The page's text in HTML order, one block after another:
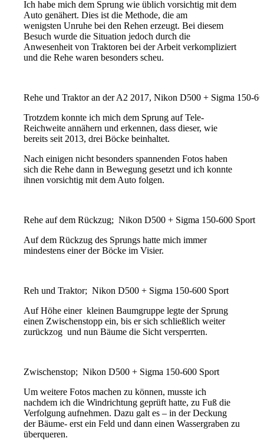
Ich habe mich dem Sprung wie üblich vorsichtig mit dem
Auto genähert. Dies ist die Methode, die am
wenigsten Unruhe bei den Rehen erzeugt. Bei diesem
Besuch wurde die Situation jedoch durch die
Anwesenheit von Traktoren bei der Arbeit verkompliziert
und die Rehe waren besonders scheu.
Rehe und Traktor an der A2 2017, Nikon D500 + Sigma 150-
Trotzdem konnte ich mich dem Sprung auf Tele-
Reichweite annähern und erkennen, dass dieser, wie
bereits seit 2013, drei Böcke beinhaltet.
Nach einigen nicht besonders spannenden Fotos haben
sich die Rehe dann in Bewegung gesetzt und ich konnte
ihnen vorsichtig mit dem Auto folgen.
Rehe auf dem Rückzug; Nikon D500 + Sigma 150-600 Sport
Auf dem Rückzug des Sprungs hatte mich immer
mindestens einer der Böcke im Visier.
Reh und Traktor; Nikon D500 + Sigma 150-600 Sport
Auf Höhe einer kleinen Baumgruppe legte der Sprung
einen Zwischenstopp ein, bis er sich schließlich weiter
zurückzog und nun Bäume die Sicht versperrten.
Zwischenstop; Nikon D500 + Sigma 150-600 Sport
Um weitere Fotos machen zu können, musste ich
nachdem ich die Windrichtung geprüft hatte, zu Fuß die
Verfolgung aufnehmen. Dazu galt es – in der Deckung
der Bäume- erst ein Feld und dann einen Wassergraben zu
überqueren.